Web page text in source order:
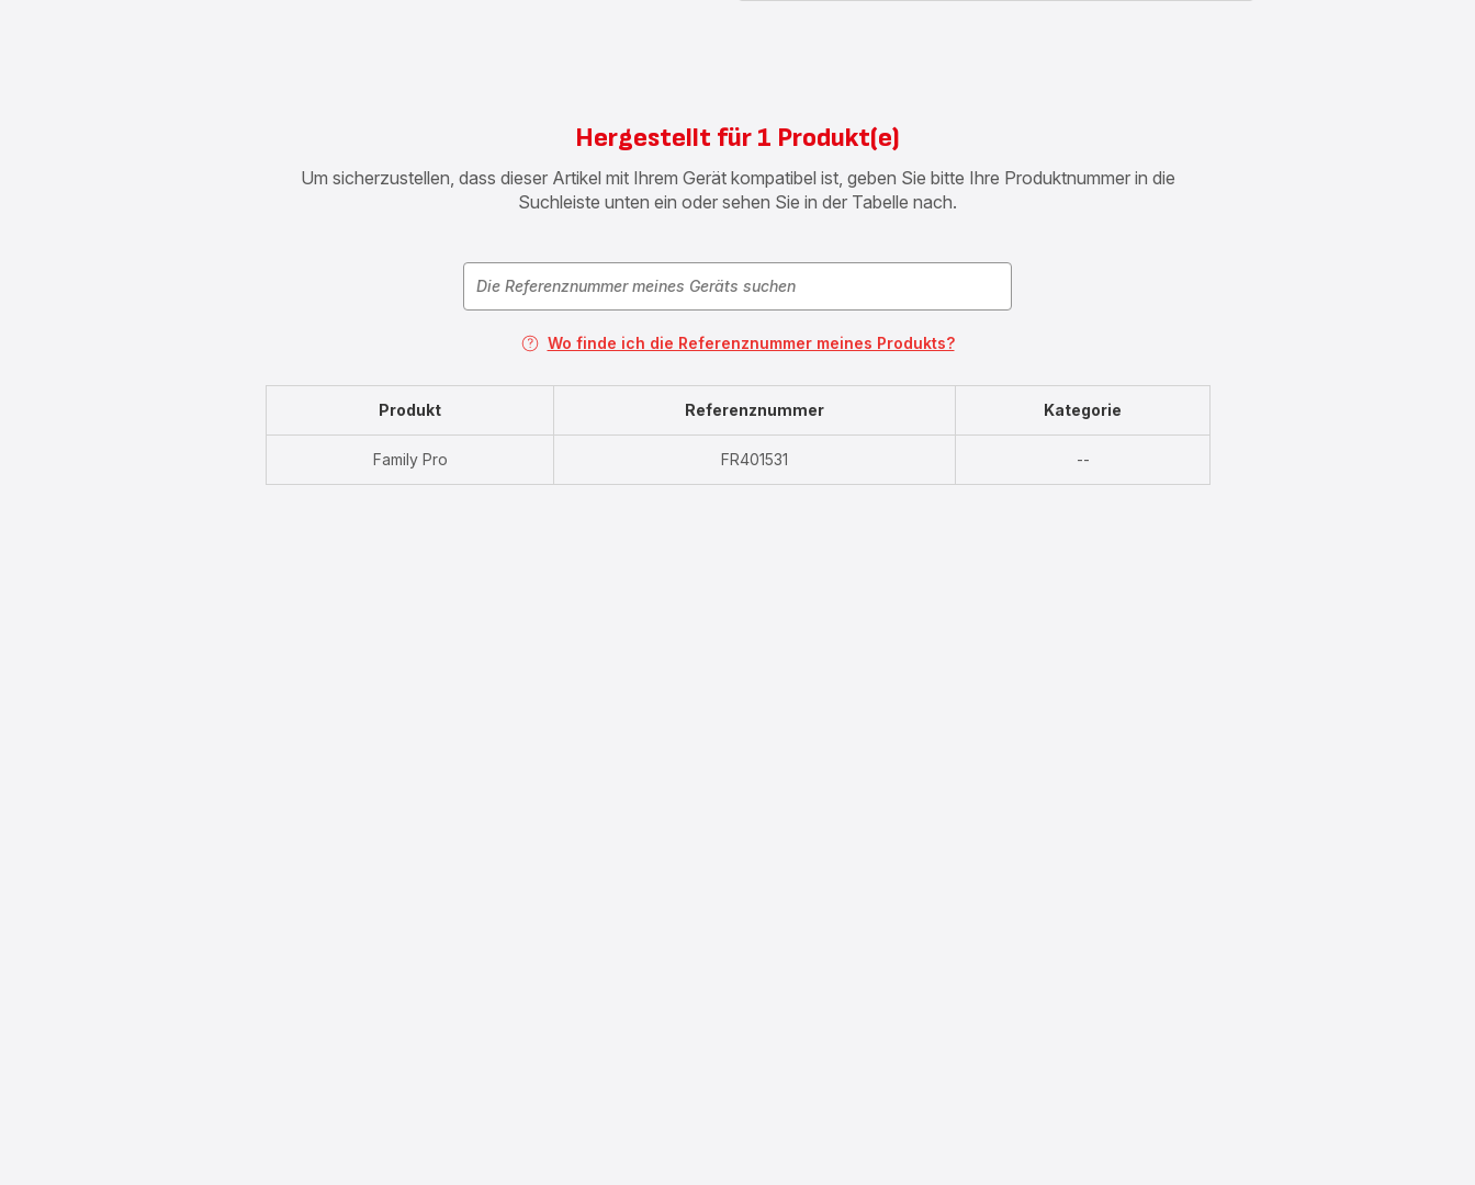
Hergestellt für 1 Produkt(e)
Um sicherzustellen, dass dieser Artikel mit Ihrem Gerät kompatibel ist, geben Sie bitte Ihre Produktnummer in die
Suchleiste unten ein oder sehen Sie in der Tabelle nach.
Wo finde ich die Referenznummer meines Produkts?
Produkt Referenznummer Kategorie
Family Pro FR401531 --Nicht
verfügbar